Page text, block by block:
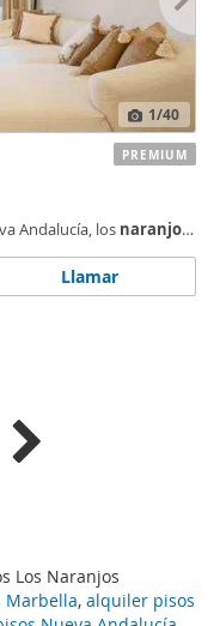
Los Naranjos
Marbella, alquiler pisos
1/40
Andalucía, los naranjos
Llamar
PREMIUM